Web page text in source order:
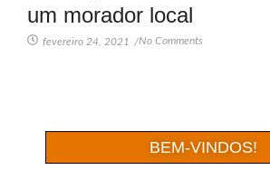
um morador local
fevereiro 24, 2021 /No Comments
BEM-VINDOS!